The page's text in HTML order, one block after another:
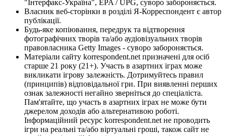
"Інтерфакс-Україна", EPA / UPG, суворо забороняється.
Власник веб-сторінки в розділі Я-Корреспондент є автор
публікації.
Будь-яке копіювання, передрук та відтворення
фотографічних творів та/або аудіовізуальних творів
правовласника Getty Images - суворо забороняється.
Матеріали сайту korrespondent.net призначені для осіб
старше 21 року (21+). Участь в азартних іграх може
викликати ігрову залежність. Дотримуйтесь правил
(принципів) відповідальної гри. При виявленні перших
ознак залежності негайно зверніться до спеціаліста.
Пам'ятайте, що участь в азартних іграх не може бути
джерелом доходів або альтернативою роботі.
Інформаційний ресурс korrespondent.net не проводить
ігри на реальні та/або віртуальні гроші, також сайт не